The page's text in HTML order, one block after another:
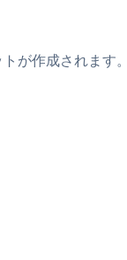
が作成されます